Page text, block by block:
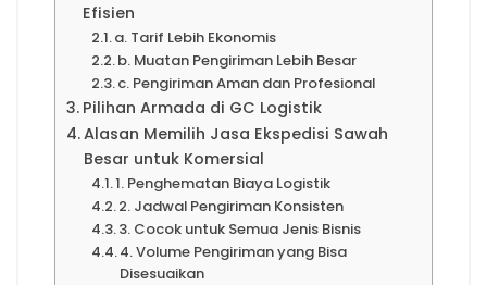
Efisien
a. Tarif Lebih Ekonomis
b. Muatan Pengiriman Lebih Besar
c. Pengiriman Aman dan Profesional
Pilihan Armada di GC Logistik
Alasan Memilih Jasa Ekspedisi Sawah
Besar untuk Komersial
1. Penghematan Biaya Logistik
2. Jadwal Pengiriman Konsisten
3. Cocok untuk Semua Jenis Bisnis
4. Volume Pengiriman yang Bisa
Disesuaikan